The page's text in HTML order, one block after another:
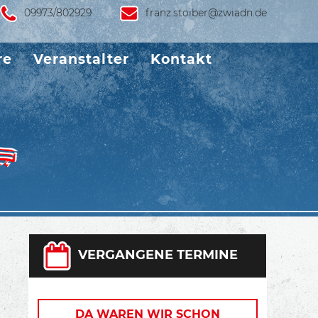
09973/802929 franz.stoiber@zwiadn.de
Veranstalter Kontakt
VERGANGENE TERMINE
DA WAREN WIR SCHON